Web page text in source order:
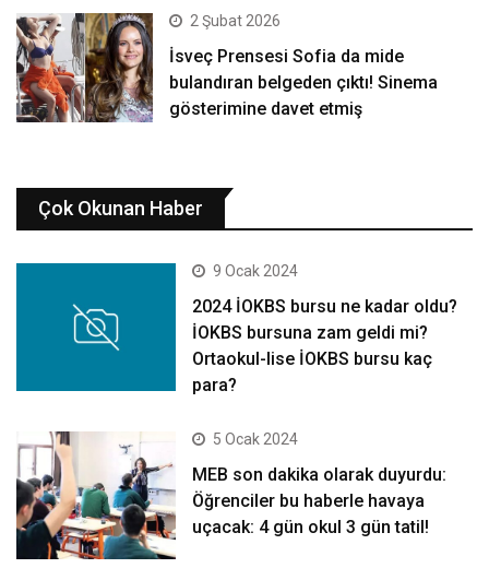
2 Şubat 2026
İsveç Prensesi Sofia da mide
bulandıran belgeden çıktı! Sinema
gösterimine davet etmiş
Çok Okunan Haber
9 Ocak 2024
2024 İOKBS bursu ne kadar oldu?
İOKBS bursuna zam geldi mi?
Ortaokul-lise İOKBS bursu kaç
para?
5 Ocak 2024
MEB son dakika olarak duyurdu:
Öğrenciler bu haberle havaya
uçacak: 4 gün okul 3 gün tatil!